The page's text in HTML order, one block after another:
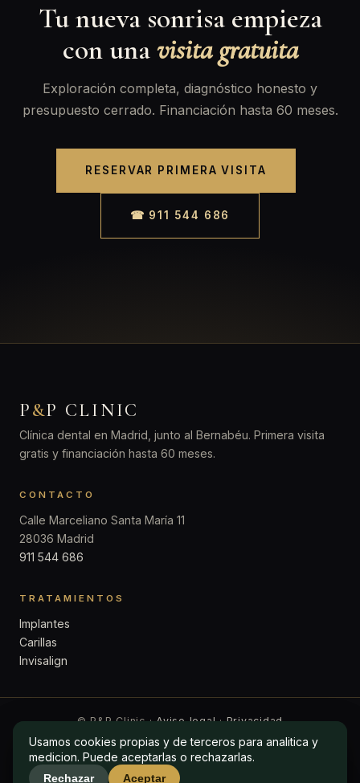
Tu nueva sonrisa empieza
con unavisita gratuita
Exploración completa, diagnóstico honesto y
presupuesto cerrado. Financiación hasta 60 meses.
RESERVAR PRIMERA VISITA
☎ 911 544 686
P&P CLINIC
Clínica dental en Madrid, junto al Bernabéu. Primera visita
gratis y financiación hasta 60 meses.
CONTACTO
Calle Marceliano Santa María 11
28036 Madrid
911 544 686
TRATAMIENTOS
Implantes
Carillas
Invisalign
© P&P Clinic ·Aviso legal·Privacidad
Usamos cookies propias y de terceros para analitica y
medicion. Puede aceptarlas o rechazarlas.
Rechazar Aceptar
Usamos cookies propias y de terceros para analitica y
medicion. Puede aceptarlas o rechazarlas.
Rechazar Aceptar